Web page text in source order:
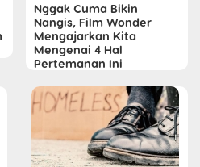
Nggak Cuma Bikin
Nangis, Film Wonder
Mengajarkan Kita
Mengenai 4 Hal
Pertemanan Ini